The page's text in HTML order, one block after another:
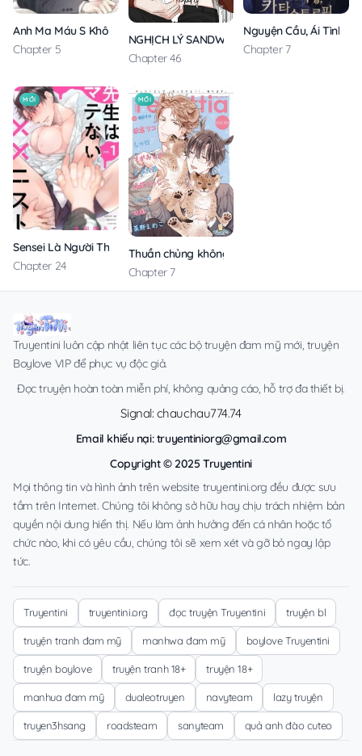
Anh Ma Máu S Không Cho Tôi Ngủ Yên
Chapter 5
NGHỊCH LÝ SANDWICH
Chapter 46
Nguyện Cầu, Ái Tình,
Chapter 7
MỚI
Sensei Là Người Thích Chơi Mông
Chapter 24
MỚI
Thuần chủng không rung động
Chapter 7
Truyentini luôn cập nhật liên tục các bộ truyện đam mỹ mới, truyện
Boylove VIP để phục vụ độc giả.
Đọc truyện hoàn toàn miễn phí, không quảng cáo, hỗ trợ đa thiết bị.
Signal: chauchau774.74
Email khiếu nại:truyentiniorg@gmail.com
Copyright © 2025 Truyentini
Mọi thông tin và hình ảnh trên website truyentini.org đều được sưu
tầm trên Internet. Chúng tôi không sở hữu hay chịu trách nhiệm bản
quyền nội dung hiển thị. Nếu làm ảnh hưởng đến cá nhân hoặc tổ
chức nào, khi có yêu cầu, chúng tôi sẽ xem xét và gỡ bỏ ngay lập
tức.
Truyentini truyentini.org đọc truyện Truyentini truyện bl
truyện tranh đam mỹ manhwa đam mỹ boylove Truyentini
truyện boylove truyện tranh 18+ truyện 18+
manhua đam mỹ dualeotruyen navyteam lazy truyện
truyen3hsang roadsteam sanyteam quả anh đào cuteo